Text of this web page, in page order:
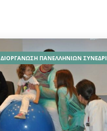
ΔΙΟΡΓΑΝΩΣΗ ΠΑΝΕΛΛΗΝΙΩΝ